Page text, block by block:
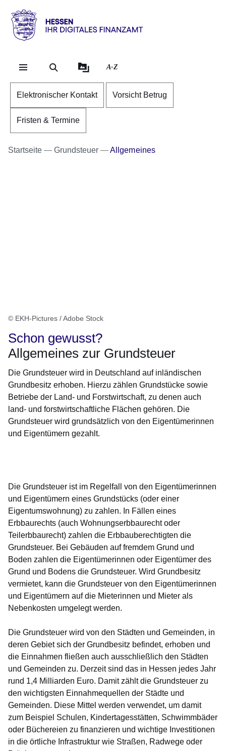
Direkt zum Kopf der
Direkt zum Inhalt
Direkt zum Fuß der
Hessen
Ihr
Finanzamt
A-Z
Elektronischer Kontakt Vorsicht Betrug
Fristen & Termine
Startseite Grundsteuer Allgemeines
© EKH-Pictures / Adobe Stock
Schon gewusst?
Allgemeines zur Grundsteuer
Die Grundsteuer wird in Deutschland auf inländischen
Grundbesitz erhoben. Hierzu zählen Grundstücke sowie
Betriebe der Land- und Forstwirtschaft, zu denen auch
land- und forstwirtschaftliche Flächen gehören. Die
Grundsteuer wird grundsätzlich von den Eigentümerinnen
und Eigentümern gezahlt.
Die Grundsteuer ist im Regelfall von den Eigentümerinnen
und Eigentümern eines Grundstücks (oder einer
Eigentumswohnung) zu zahlen. In Fällen eines
Erbbaurechts (auch Wohnungserbbaurecht oder
Teilerbbaurecht) zahlen die Erbbauberechtigten die
Grundsteuer. Bei Gebäuden auf fremdem Grund und
Boden zahlen die Eigentümerinnen oder Eigentümer des
Grund und Bodens die Grundsteuer. Wird Grundbesitz
vermietet, kann die Grundsteuer von den Eigentümerinnen
und Eigentümern auf die Mieterinnen und Mieter als
Nebenkosten umgelegt werden.
Die Grundsteuer wird von den Städten und Gemeinden, in
deren Gebiet sich der Grundbesitz befindet, erhoben und
die Einnahmen fließen auch ausschließlich den Städten
und Gemeinden zu. Derzeit sind das in Hessen jedes Jahr
rund 1,4 Milliarden Euro. Damit zählt die Grundsteuer zu
den wichtigsten Einnahmequellen der Städte und
Gemeinden. Diese Mittel werden verwendet, um damit
zum Beispiel Schulen, Kindertagesstätten, Schwimmbäder
oder Büchereien zu finanzieren und wichtige Investitionen
in die örtliche Infrastruktur wie Straßen, Radwege oder